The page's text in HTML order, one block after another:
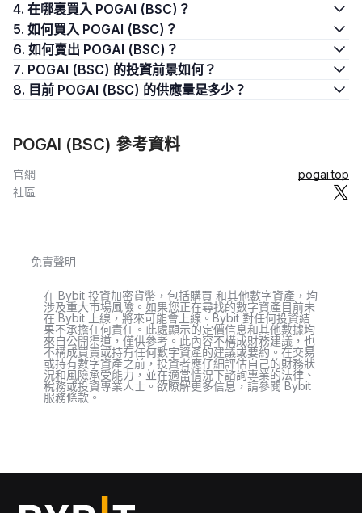
4. 在哪裏買入 POGAI (BSC)？
5. 如何買入 POGAI (BSC)？
6. 如何賣出 POGAI (BSC)？
7. POGAI (BSC) 的投資前景如何？
8. 目前 POGAI (BSC) 的供應量是多少？
POGAI (BSC) 參考資料
官網
pogai.top
社區
免責聲明
在 Bybit 投資加密貨幣，包括購買 和其他數字資產，均
涉及重大市場風險。如果您正在尋找的數字資產目前未
在 Bybit 上線，將來可能會上線。Bybit 對任何投資結
果不承擔任何責任。此處顯示的定價信息和其他數據均
來自公開渠道，僅供參考。此內容不構成財務建議，也
不構成買賣或持有任何數字資產的建議或要約。在交易
或持有數字資產之前，投資者應仔細評估自己的財務狀
況和風險承受能力，並在適當情況下諮詢專業的法律、
稅務或投資專業人士。欲瞭解更多信息，請參閱 Bybit
服務條款。